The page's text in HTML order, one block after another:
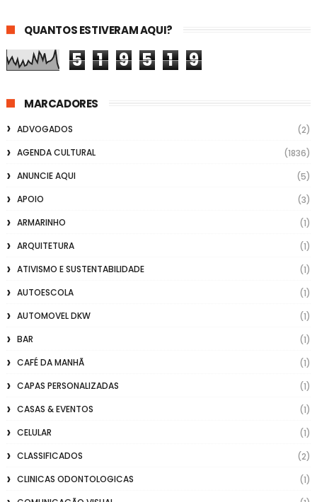
QUANTOS ESTIVERAM AQUI?
5 1 9 5 1 9
MARCADORES
ADVOGADOS
(2)
AGENDA CULTURAL
(1836)
ANUNCIE AQUI
(5)
APOIO
(3)
ARMARINHO
(1)
ARQUITETURA
(1)
ATIVISMO E SUSTENTABILIDADE
(1)
AUTOESCOLA
(1)
AUTOMOVEL DKW
(1)
BAR
(1)
CAFÉ DA MANHÃ
(1)
CAPAS PERSONALIZADAS
(1)
CASAS & EVENTOS
(1)
CELULAR
(1)
CLASSIFICADOS
(2)
CLINICAS ODONTOLOGICAS
(1)